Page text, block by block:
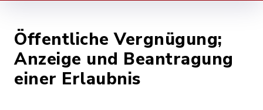
Öffentliche Vergnügung;
Anzeige und Beantragung
einer Erlaubnis